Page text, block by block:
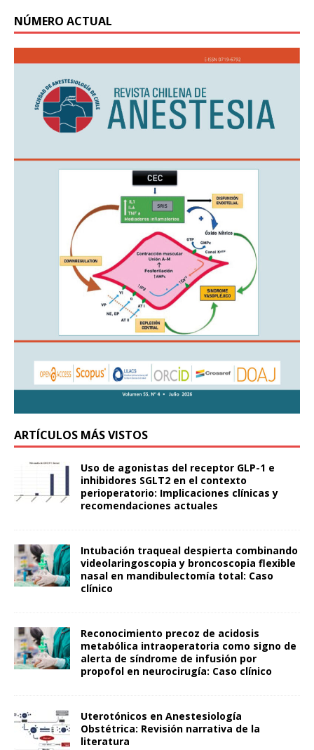
NÚMERO ACTUAL
ARTÍCULOS MÁS VISTOS
Uso de agonistas del receptor GLP-1 e
inhibidores SGLT2 en el contexto
perioperatorio: Implicaciones clínicas y
recomendaciones actuales
Intubación traqueal despierta combinando
videolaringoscopia y broncoscopia flexible
nasal en mandibulectomía total: Caso
clínico
Reconocimiento precoz de acidosis
metabólica intraoperatoria como signo de
alerta de síndrome de infusión por
propofol en neurocirugía: Caso clínico
Uterotónicos en Anestesiología
Obstétrica: Revisión narrativa de la
literatura